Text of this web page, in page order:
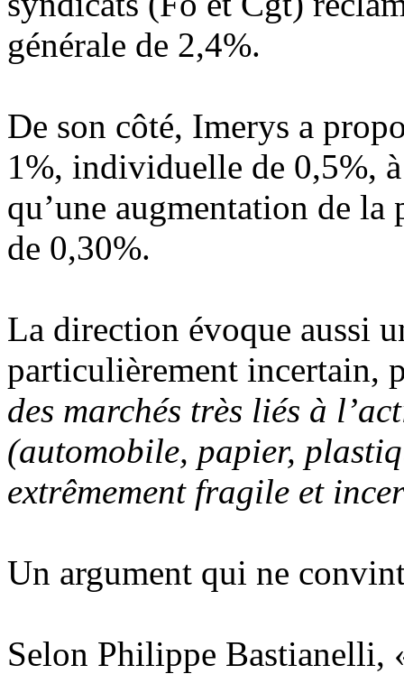
générale de 2,4%.
De son côté, Imerys a
1%, individuelle de 0,5%,
qu’une augmentation de
de 0,30%.
La direction évoque aussi
particulièrement incertain,
des marchés très liés à
(automobile, papier,
extrêmement fragile et
Un argument qui ne
Selon Philippe Bastianelli,